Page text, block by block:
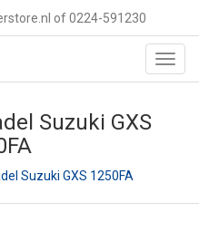
of 0224-591230
Suzuki GXS
Suzuki GXS 1250FA